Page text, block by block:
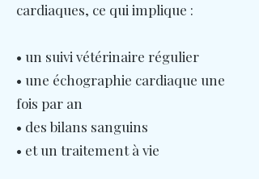
cardiaques, ce qui implique :
• un suivi vétérinaire régulier
• une échographie cardiaque une
fois par an
• des bilans sanguins
• et un traitement à vie